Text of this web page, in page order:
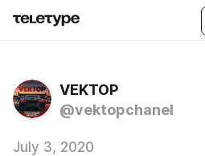
VEKTOP
@vektopchanel
July 3, 2020